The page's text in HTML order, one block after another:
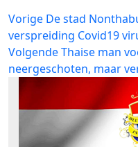
Bericht
navigatie
Vorige Vorig
bericht:
De stad
verspreiding Covid19
VolgendeVolgend
bericht:
Thaise man
neergeschoten, maar